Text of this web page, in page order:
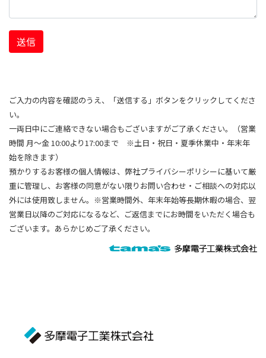
送信
ご入力の内容を確認のうえ、「送信する」ボタンをクリックしてくださ
い。
一両日中にご連絡できない場合もございますがご了承ください。（営業
時間 月～金 10:00より17:00まで ※土日・祝日・夏季休業中・年末年
始を除きます）
預かりするお客様の個人情報は、弊社プライバシーポリシーに基いて厳
重に管理し、お客様の同意がない限りお問い合わせ・ご相談への対応以
外には使用致しません。※営業時間外、年末年始等長期休暇の場合、翌
営業日以降のご対応になるなど、ご返信までにお時間をいただく場合も
ございます。あらかじめご了承ください。